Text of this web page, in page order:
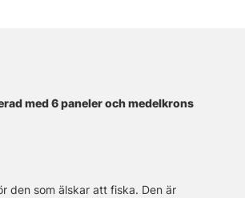
med 6 paneler och medelkrons
den som älskar att fiska. Den är